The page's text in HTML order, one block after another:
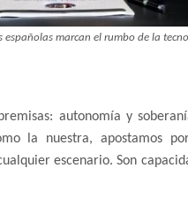
españolas marcan el rumbo de la
autonomía y
la nuestra, apostamos
escenario. Son